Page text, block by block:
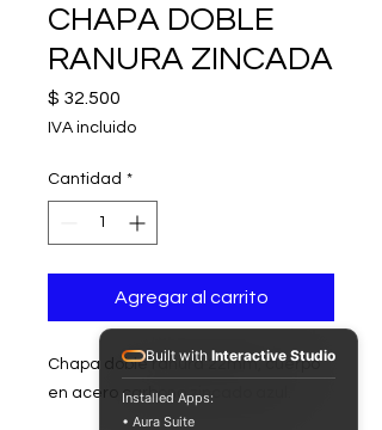
CHAPA DOBLE
RANURA ZINCADA
$ 32.500
IVA incluido
Cantidad *
Agregar al carrito
Chapa doble ranura 22mm, cuerpo
en acero carbono zincado azul.
Built with Interactive Studio
Installed Apps:
• Aura Suite